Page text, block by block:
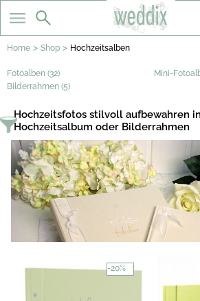
Home > Shop > Hochzeitsalben
Fotoalben (32)
Mini-
Bilderrahmen (5)
Hochzeitsfotos stilvoll aufbewahren
Hochzeitsalbum oder Bilderrahmen
-20%